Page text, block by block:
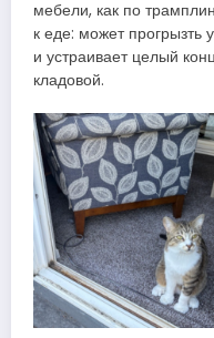
мебели, как по
к еде: может прогрызть
и устраивает целый
кладовой.